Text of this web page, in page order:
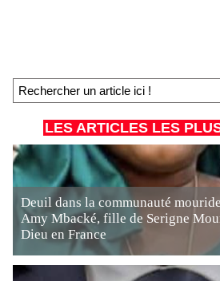
LES ARTICLES LES
Deuil dans la communauté
Amy Mbacké, fille de Serigne
Dieu en France